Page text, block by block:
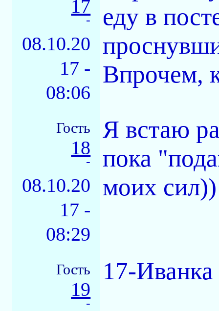
17
-
08.10.20
17 -
08:06
еду в
Впрочем,
Гость
18
-
08.10.20
17 -
08:29
Я встаю
пока
моих сил))
Гость
19
-
17-